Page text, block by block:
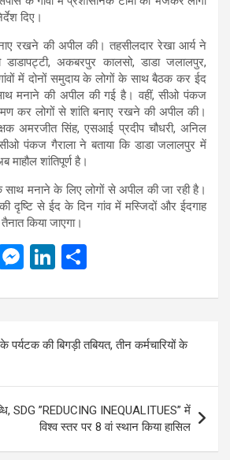
दिए।
रखने की अपील की। तहसीलदार रेखा आर्य ने
डाडापट्टी, अकबरपुर कालसो, डाडा जलालपुर,
में दोनों समुदाय के लोगों के साथ बैठक कर ईद
साथ मनाने की अपील की गई है। वहीं, सीओ पंकज
कर लोगों से शांति बनाए रखने की अपील की।
अमरजीत सिंह, एसआई प्रदीप चौधरी, अनिल
पंकज गैराला ने बताया कि डाडा जलालपुर में
माहौल शांतिपूर्ण है।
साथ मनाने के लिए लोगों से अपील की जा रही है।
की दृष्टि से ईद के दिन गांव में मस्जिदों और ईदगाह
किया जाएगा।
M
se
g
er
Li
ke
dI
n
ar
e
पर्यटक की बिगड़ी तबियत, तीन कर्मचारियों के
SDG ”REDUCING INEQUALITUES” में
विश्व स्तर पर 8 वां स्थान किया हासिल